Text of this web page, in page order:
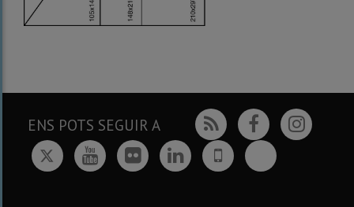
ENS POTS SEGUIR A Rss Facebook
TwitterYoutubeFlickrLinkedin
UdL
App
Bluesky